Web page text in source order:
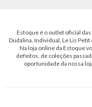
Estoque é o outlet oficial das
Dudalina, Individual, Le Lis Petit
Na loja online da Estoque
defeitos, de coleções
oportunidade da nossa